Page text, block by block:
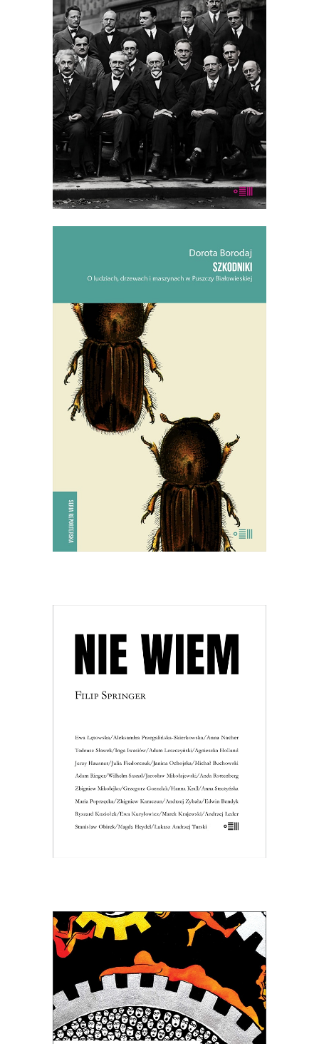
Ilu trzeba fizyków teoretycznych do
otwarcia butelki wina bez korkociągu?
Premiera 4 września
59.90zł 30.00zł
E-BOOK DO KOSZYKA
[EBOOK] SZKODNIKI
Walka toczyła się nie tylko w lesie,
ale i w głowach ludzi.
59.90zł 30.00
E-BOOK DO KOSZYKA
[EBOOK] NIE WIEM
Może warto nauczyć się żyć z
56.00zł 28.00zł
E-BOOK DO KOSZYKA
[EBOOK] PRAWOMIŁ ALBO
NIEDAWNE PRZEDAWNIENIE
Przełożyła Elżbieta Zimna Po Szwejku
i piwoszach u Hrabala pochylonych nad
stołem nadchodzi nowy czeski bohater